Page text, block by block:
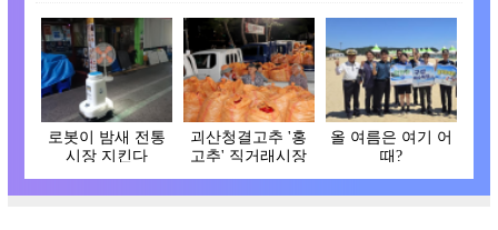
로봇이 밤새 전통
시장 지킨다
괴산청결고추 '홍
고추' 직거래시장
올 여름은 여기 어
때?